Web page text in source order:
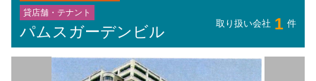
貸店舗・テナント
パムスガーデンビル 取り扱い会社 1 件